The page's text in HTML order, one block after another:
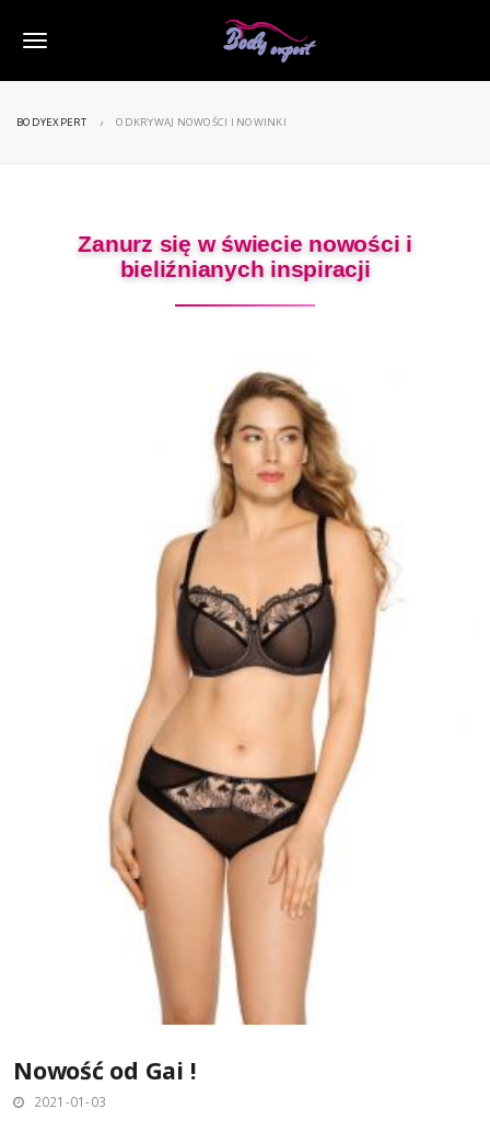
M
n
BODYEXPERT ODKRYWAJ NOWOŚCI I NOWINKI
Zanurz się w świecie nowości i
bieliźnianych inspiracji
Nowość od Gai !
2021-01-03